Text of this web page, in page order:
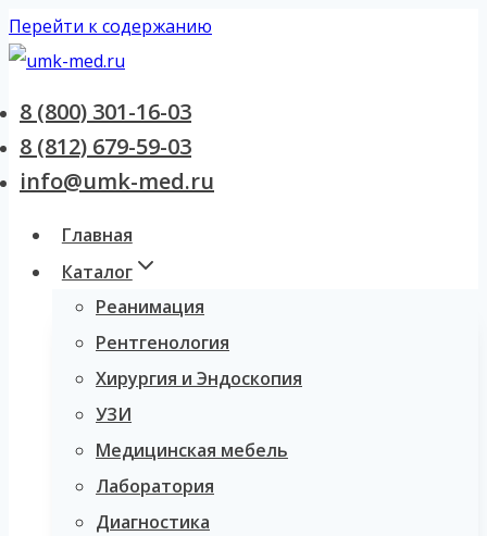
Перейти к содержанию
8 (800) 301-16-03
8 (812) 679-59-03
info@umk-med.ru
Главная
Каталог
Реанимация
Рентгенология
Хирургия и Эндоскопия
УЗИ
Медицинская мебель
Лаборатория
Диагностика